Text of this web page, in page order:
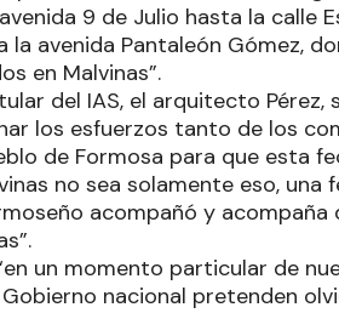
9 de Julio hasta la calle
la avenida Pantaleón Gómez,
en Malvinas”.
del IAS, el arquitecto Pérez,
los esfuerzos tanto de los
de Formosa para que esta
no sea solamente eso,
acompañó y
un momento particular de
nacional pretenden